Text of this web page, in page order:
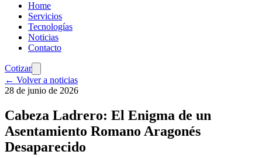
Home
Servicios
Tecnologías
Noticias
Contacto
Cotizar
← Volver a noticias
28 de junio de 2026
Cabeza Ladrero: El Enigma de un
Asentamiento Romano Aragonés
Desaparecido